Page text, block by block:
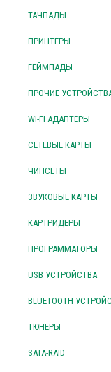
ТАЧПАДЫ
ПРИНТЕРЫ
ГЕЙМПАДЫ
ПРОЧИЕ
WI-FI АДАПТЕРЫ
СЕТЕВЫЕ КАРТЫ
ЧИПСЕТЫ
ЗВУКОВЫЕ КАРТЫ
КАРТРИДЕРЫ
ПРОГРАММАТОРЫ
USB УСТРОЙСТВА
BLUETOOTH
ТЮНЕРЫ
SATA-RAID